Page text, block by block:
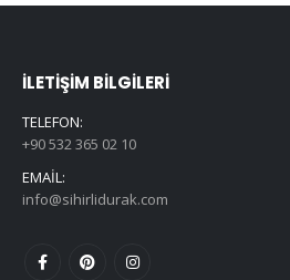
İLETIŞIM BILGILERI
TELEFON:
+90 532 365 02 10
EMAIL:
info@sihirlidurak.com